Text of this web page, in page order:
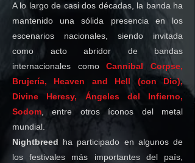
A lo largo de casi dos décadas, la banda ha
mantenido una sólida presencia en los
escenarios nacionales, siendo invitada
como acto abridor de bandas
internacionales comoCannibal Corpse,
Brujería, Heaven and Hell (con Dio),
Divine Heresy, Ángeles del Infierno,
Sodom , entre otros íconos del metal
mundial.
Nightbreed ha participado en algunos de
los festivales más importantes del país,